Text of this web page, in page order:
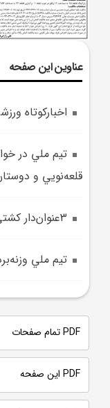
عناوین این صفحه
اخبارکوتاه
تيم ملي در
قلعه‌نويي و
3عنوان‌دار کشتي روس به استقلال جويبار پيوستند
تيم ملي
PDF تمام صفحات
PDF این صفحه